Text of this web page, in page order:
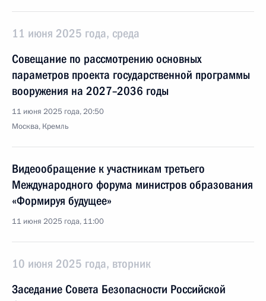
11 июня 2025 года, среда
Совещание по рассмотрению основных
параметров проекта государственной программы
вооружения на 2027–2036 годы
11 июня 2025 года, 20:50
Москва, Кремль
Видеообращение к участникам третьего
Международного форума министров образования
«Формируя будущее»
11 июня 2025 года, 11:00
10 июня 2025 года, вторник
Заседание Совета Безопасности Российской